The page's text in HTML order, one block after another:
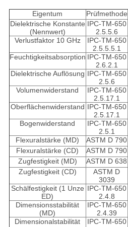
Eigentum Prüfmethode
Dielektrische Konstante
(Nennwert)
IPC-TM-650
2.5.5.6
Verlustfaktor 10 GHz
IPC-TM-650
2.5.5.5.1
Feuchtigkeitsabsorption IPC-TM-650
2.6.2.1
Dielektrische Auflösung IPC-TM-650
2.5.6
Volumenwiderstand
IPC-TM-650
2.5.17.1
Oberflächenwiderstand IPC-TM-650
2.5.17.1
Bogenwiderstand
IPC-TM-650
2.5.1
Flexuralstärke (MD) ASTM D 790
Flexuralstärke (CD)
ASTM D 790
Zugfestigkeit (MD)
ASTM D 638
Zugfestigkeit (CD)
ASTM D
3039
Schälfestigkeit (1 Unze
ED)
IPC-TM-650
2.4.8
Dimensionsstabilität
(MD)
IPC-TM-650
2.4.39
Dimensionalstabilität
IPC-TM-650